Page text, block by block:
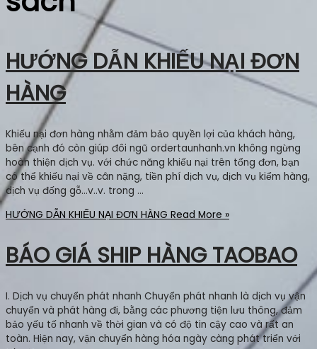
HƯỚNG DẪN KHIẾU NẠI ĐƠN
HÀNG
Khiếu nại đơn hàng nhằm đảm bảo quyền lợi của khách hàng,
bên cạnh đó còn giúp đôi ngũ ordertaunhanh.vn không ngừng
hoàn thiện dịch vụ. với chức năng khiếu nại trên tổng đơn, bạn
có thể khiếu nại về cân nặng, tiền phí dịch vụ, dịch vụ kiểm hàng,
dịch vụ đống gỗ…v..v. trong …
HƯỚNG DẪN KHIẾU NẠI ĐƠN HÀNG Read More »
BÁO GIÁ SHIP HÀNG TAOBAO
I. Dịch vụ chuyển phát nhanh Chuyển phát nhanh là dịch vụ vận
chuyển và phát hàng đi, bằng các phương tiện lưu thông, đảm
bảo yếu tố nhanh về thời gian và có độ tin cậy cao và rất an
toàn. Hiện nay, vận chuyển hàng hóa ngày càng phát triển với